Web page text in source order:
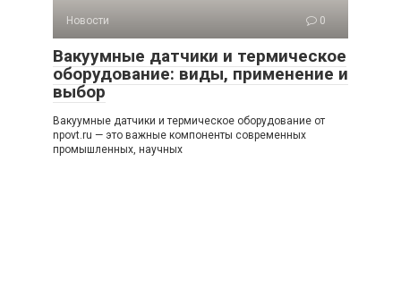
Новости 0
Вакуумные датчики и термическое
оборудование: виды, применение и
выбор
Вакуумные датчики и термическое оборудование от
npovt.ru — это важные компоненты современных
промышленных, научных